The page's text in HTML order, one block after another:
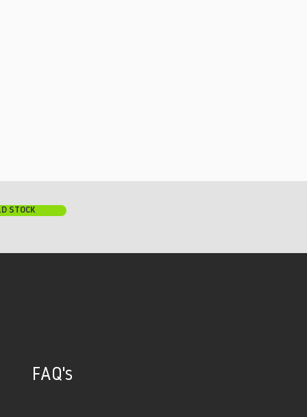
FAQ's
STOCK